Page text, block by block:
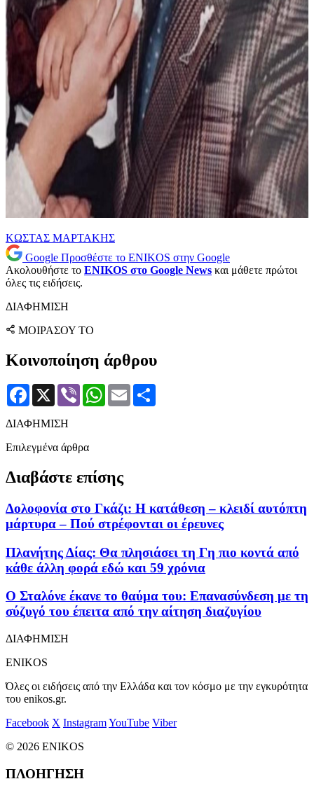
ΚΩΣΤΑΣ ΜΑΡΤΑΚΗΣ
Google Προσθέστε το ENIKOS στην Google
Ακολουθήστε το ENIKOS στο Google News και μάθετε πρώτοι
όλες τις ειδήσεις.
ΔΙΑΦΗΜΙΣΗ
ΜΟΙΡΑΣΟΥ ΤΟ
Κοινοποίηση άρθρου
Facebook
X Viber WhatsApp
Email
ΔΙΑΦΗΜΙΣΗ
Επιλεγμένα άρθρα
Διαβάστε επίσης
Δολοφονία στο Γκάζι: Η κατάθεση – κλειδί αυτόπτη
μάρτυρα – Πού στρέφονται οι έρευνες
Πλανήτης Δίας: Θα πλησιάσει τη Γη πιο κοντά από
κάθε άλλη φορά εδώ και 59 χρόνια
Ο Σταλόνε έκανε το θαύμα του: Επανασύνδεση με τη
σύζυγό του έπειτα από την αίτηση διαζυγίου
ΔΙΑΦΗΜΙΣΗ
ENIKOS
Όλες οι ειδήσεις από την Ελλάδα και τον κόσμο με την εγκυρότητα
του enikos.gr.
Facebook X InstagramYouTube Viber
© 2026 ENIKOS
ΠΛΟΗΓΗΣΗ